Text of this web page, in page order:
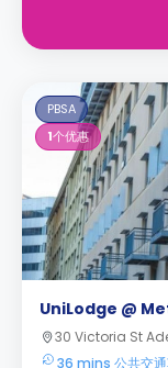
PBSA
1个优惠
UniLodge @
30 Victoria St
36 mins 公共交